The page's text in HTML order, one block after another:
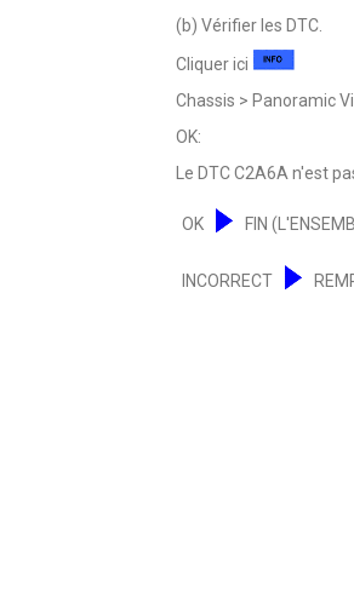
(b) Vérifier les DTC.
Cliquer ici
Chassis > Panoramic
OK:
Le DTC C2A6A n'est
OK FIN
INCORRECT